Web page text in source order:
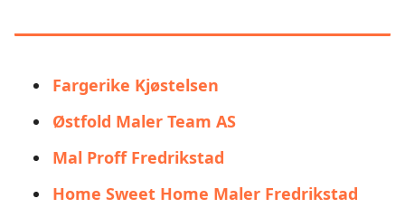
Fargerike Kjøstelsen
Østfold Maler Team AS
Mal Proff Fredrikstad
Home Sweet Home Maler Fredrikstad